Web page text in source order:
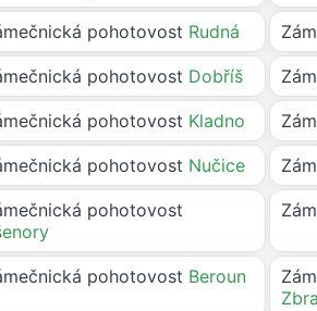
pohotovost Rudná
pohotovost Dobříš
pohotovost Kladno
pohotovost Nučice
pohotovost
pohotovost Beroun